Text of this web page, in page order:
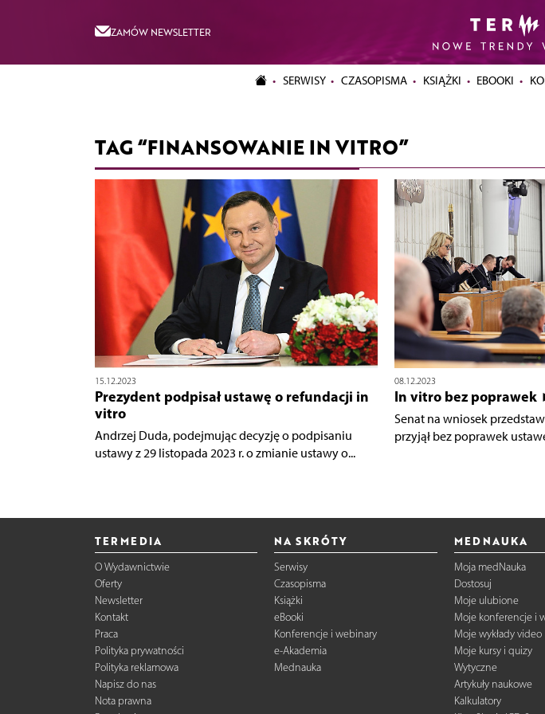
ZAMÓW NEWSLETTER
SERWISY CZASOPISMA KSIĄŻKI EBOOKI
TAG “FINANSOWANIE IN VITRO”
15.12.2023
Prezydent podpisał ustawę o refundacji in
vitro
Andrzej Duda, podejmując decyzję o podpisaniu
ustawy z 29 listopada 2023 r. o zmianie ustawy o...
08.12.2023
In vitro bez poprawek
Senat na wniosek
przyjął bez poprawek
TERMEDIA
O Wydawnictwie
Oferty
Newsletter
Kontakt
Praca
Polityka prywatności
Polityka reklamowa
Napisz do nas
Nota prawna
NA SKRÓTY
Serwisy
Czasopisma
Książki
eBooki
Konferencje i webinary
e-Akademia
Mednauka
MEDNAUKA
Moja medNauka
Dostosuj
Moje ulubione
Moje konferencje i
Moje wykłady video
Moje kursy i quizy
Wytyczne
Artykuły naukowe
Kalkulatory